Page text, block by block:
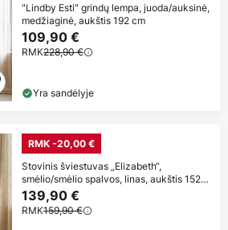
"Lindby Esti" grindų lempa, juoda/auksinė,
medžiaginė, aukštis 192 cm
109,90 €
RMK228,90 €
Yra sandėlyje
RMK -20,00 €
Stovinis šviestuvas „Elizabeth“,
smėlio/smėlio spalvos, linas, aukštis 152
cm,
139,90 €
RMK159,90 €